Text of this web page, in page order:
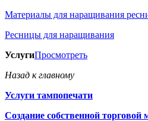
Материалы для наращивания
Ресницы для наращивания
УслугиПросмотреть
Назад к главному
Услуги тампопечати
Создание собственной